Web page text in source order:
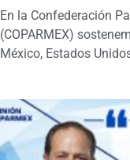
En la Confederación
(COPARMEX)
México, Estados